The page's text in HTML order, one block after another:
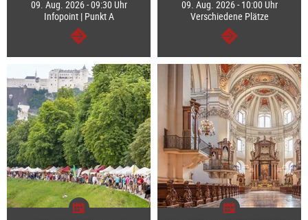
09. Aug. 2026 - 09:30 Uhr
Infopoint | Punkt A
weiter
09. Aug. 2026 - 10:00 Uhr
Verschiedene Plätze
weiter